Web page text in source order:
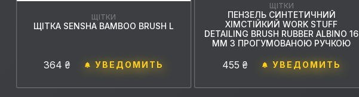
ЩІТКИ
ЩІТКА SENSHA BAMBOO BRUSH L
364 ₴ УВЕДОМИТЬ
ЩІТКИ
ПЕНЗЕЛЬ СИНТЕТИЧНИЙ
ХІМСТІЙКИЙ WORK STUFF
DETAILING BRUSH RUBBER ALBINO 16
ММ З ПРОГУМОВАНОЮ РУЧКОЮ
455 ₴ УВЕДОМИТЬ